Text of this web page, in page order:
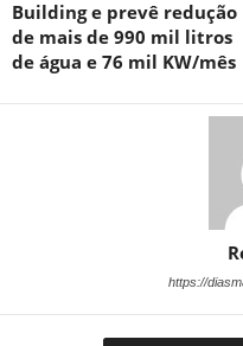
Building e prevê redução
de mais de 990 mil litros
de água e 76 mil KW/mês
https://